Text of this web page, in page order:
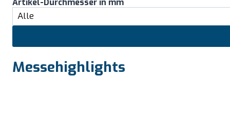
Artikel-Durchmesser in mm
Messehighlights